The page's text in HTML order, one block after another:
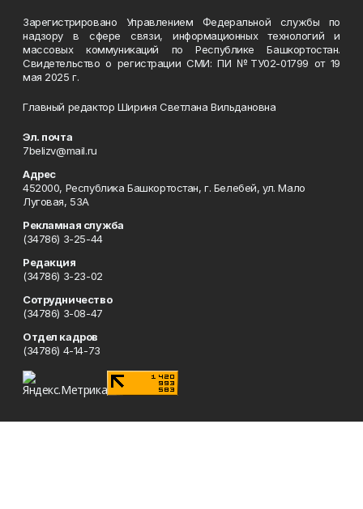
Зарегистрировано Управлением Федеральной службы по
надзору в сфере связи, информационных технологий и
массовых коммуникаций по Республике Башкортостан.
Свидетельство о регистрации СМИ: ПИ №ТУ02-01799 от 19
мая 2025 г.
Главный редактор Шириня Светлана Вильдановна
Эл. почта
7belizv@mail.ru
Адрес
452000, Республика Башкортостан, г. Белебей, ул. Мало
Луговая, 53А
Рекламная служба
(34786) 3-25-44
Редакция
(34786) 3-23-02
Сотрудничество
(34786) 3-08-47
Отдел кадров
(34786) 4-14-73